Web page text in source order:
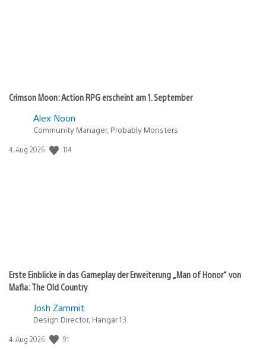
Crimson Moon: Action RPG erscheint am 1. September
Alex Noon
Community Manager, Probably Monsters
Veröffentlichungsdatum:
4. Aug 2026 114
Erste Einblicke in das Gameplay der Erweiterung „Man of Honor“ von
Mafia: The Old Country
Josh Zammit
Design Director, Hangar 13
Veröffentlichungsdatum:
4. Aug 2026 91